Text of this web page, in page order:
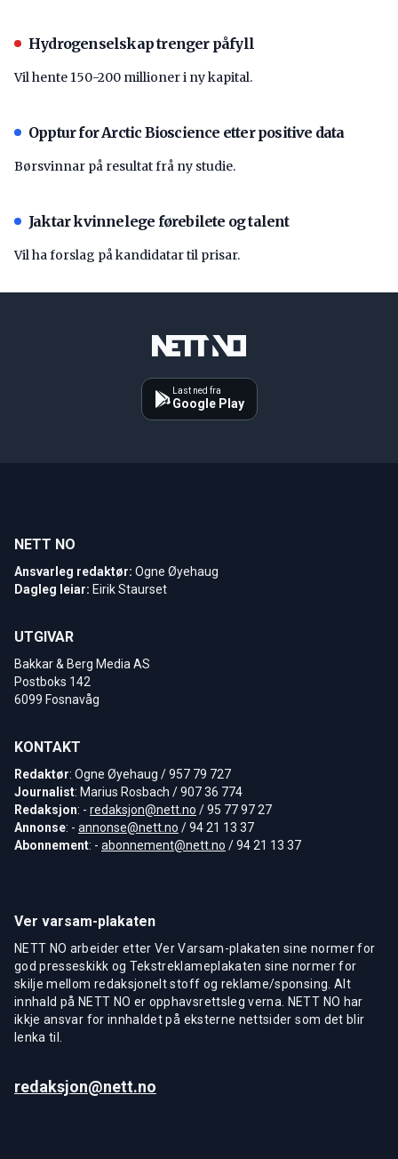
Hydrogenselskap trenger påfyll
Vil hente 150-200 millioner i ny kapital.
Opptur for Arctic Bioscience etter positive data
Børsvinnar på resultat frå ny studie.
Jaktar kvinnelege førebilete og talent
Vil ha forslag på kandidatar til prisar.
Last ned fra
Google Play
NETT NO
Ansvarleg redaktør: Ogne Øyehaug
Dagleg leiar: Eirik Staurset
UTGIVAR
Bakkar & Berg Media AS
Postboks 142
6099 Fosnavåg
KONTAKT
Redaktør: Ogne Øyehaug / 957 79 727
Journalist: Marius Rosbach / 907 36 774
Redaksjon: - redaksjon@nett.no / 95 77 97 27
Annonse: - annonse@nett.no / 94 21 13 37
Abonnement: - abonnement@nett.no / 94 21 13 37
Ver varsam-plakaten
NETT NO arbeider etter Ver Varsam-plakaten sine normer for
god presseskikk og Tekstreklameplakaten sine normer for
skilje mellom redaksjonelt stoff og reklame/sponsing. Alt
innhald på NETT NO er opphavsrettsleg verna. NETT NO har
ikkje ansvar for innhaldet på eksterne nettsider som det blir
lenka til.
redaksjon@nett.no